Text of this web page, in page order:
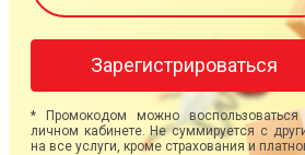
Зарегистрироваться
* Промокодом можно воспользоваться
личном кабинете. Не суммируется с
на все услуги, кроме страхования и